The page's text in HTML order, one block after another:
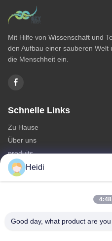
Mit Hilfe von Wissenschaft und
den Aufbau einer sauberen
die Menschheit ein.
Schnelle Links
Zu Hause
Über uns
produits
Kontakt mit uns
Feuerhemmende Polyester-
Heidi
4:48
Good day, what product are